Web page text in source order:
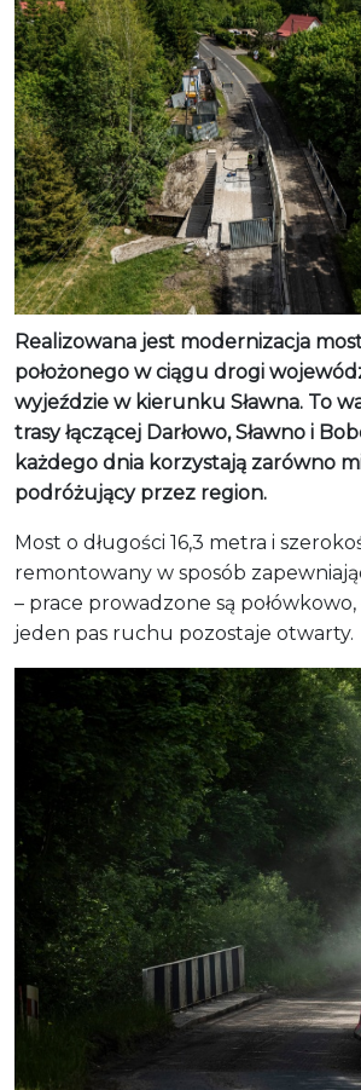
Realizowana jest modernizacja
położonego w ciągu drogi
wyjeździe w kierunku Sławna. To
trasy łączącej Darłowo, Sławno i
każdego dnia korzystają zarówno
podróżujący przez region.
Most o długości 16,3 metra i
remontowany w sposób
– prace prowadzone są połówkowo,
jeden pas ruchu pozostaje otwarty.